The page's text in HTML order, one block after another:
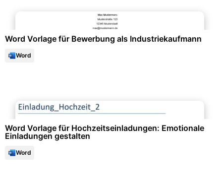
Word Vorlage für Bewerbung als Industriekaufmann
Word
Word Vorlage für Hochzeits­einladungen: Emotionale
Einladungen gestalten
Word